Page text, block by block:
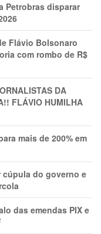
Petrobras disparar
Flávio Bolsonaro
com rombo de R$
DA
FLÁVIO HUMILHA
mais de 200% em
cúpula do governo e
das emendas PIX e